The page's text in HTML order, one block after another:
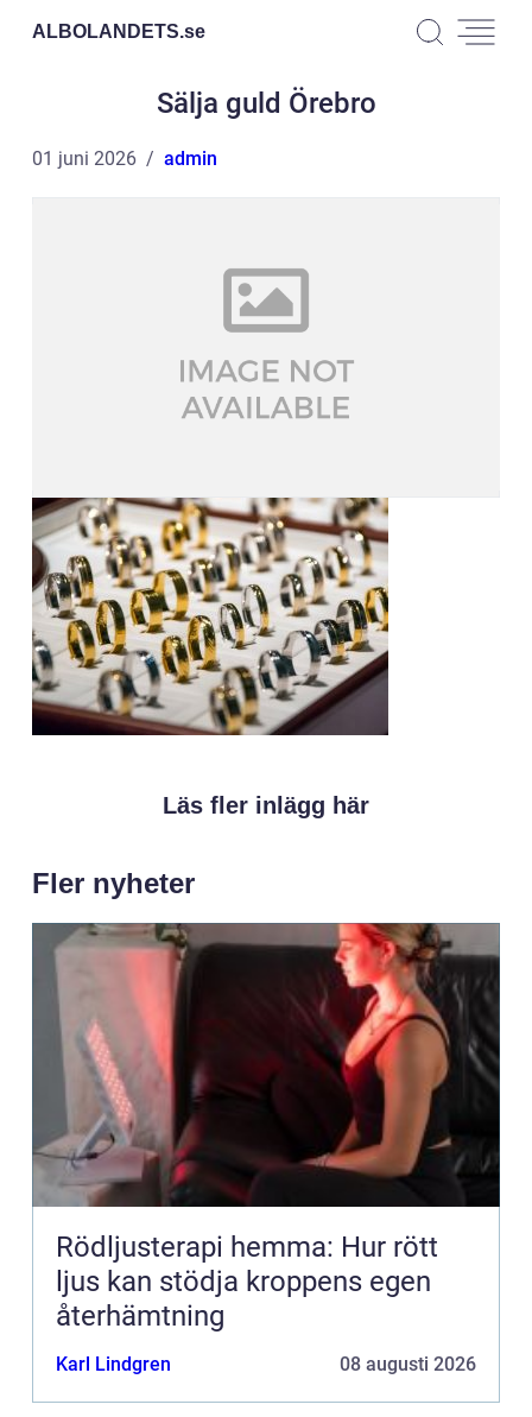
ALBOLANDETS.se
Sälja guld Örebro
01 juni 2026 admin
Läs fler inlägg här
Fler nyheter
Rödljusterapi hemma: Hur rött
ljus kan stödja kroppens egen
återhämtning
Karl Lindgren 08 augusti 2026